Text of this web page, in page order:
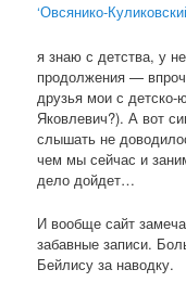
‘Овсянико-
я знаю с детства, у
продолжения —
друзья мои с
Яковлевич?). А вот
слышать не
чем мы сейчас и
дело дойдет…
И вообще сайт
забавные записи.
Бейлису за наводку.